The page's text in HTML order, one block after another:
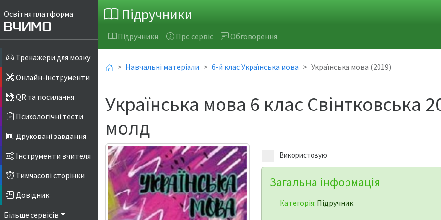
Освітня платформа
Тренажери для мозку
Онлайн-інструменти
QR та посилання
Психологічні тести
Друковані завдання
Інструменти вчителя
Тимчасові сторінки
Довідник
Більше сервісів
Підручники
Підручники Про сервіс Обговорення
Навчальні матеріали 6-й клас Українська мова Українська мова (2019)
Українська мова 6 клас Свінтковська
молд
Використовую
Загальна інформація
Категорія: Підручник